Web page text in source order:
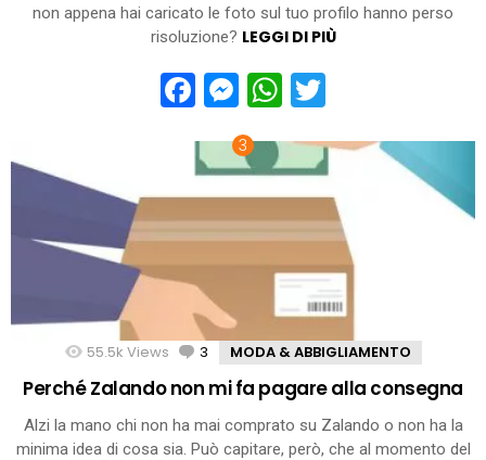
non appena hai caricato le foto sul tuo profilo hanno perso
risoluzione? LEGGI DI PIÙ
Facebook
Messenger
WhatsApp
55.5k Views 3 Comments
MODA & ABBIGLIAMENTO
Perché Zalando non mi fa pagare alla consegna
Alzi la mano chi non ha mai comprato su Zalando o non ha la
minima idea di cosa sia. Può capitare, però, che al momento del